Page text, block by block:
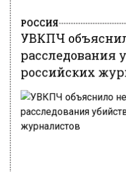
РОССИЯ
УВКПЧ
расследования
российских